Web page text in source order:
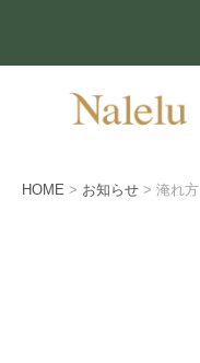
HOME お知らせ 淹れ方